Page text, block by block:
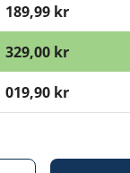
189,99 kr
329,00 kr
019,90 kr